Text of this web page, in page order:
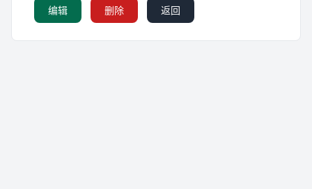
编辑 删除 返回